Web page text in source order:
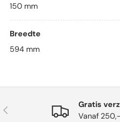
150 mm
Breedte
594 mm
Vorige
Gratis
Vanaf